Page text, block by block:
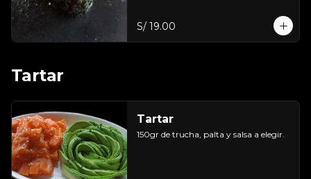
S/ 19.00
Tartar
Tartar
150gr de trucha, palta y salsa a elegir.